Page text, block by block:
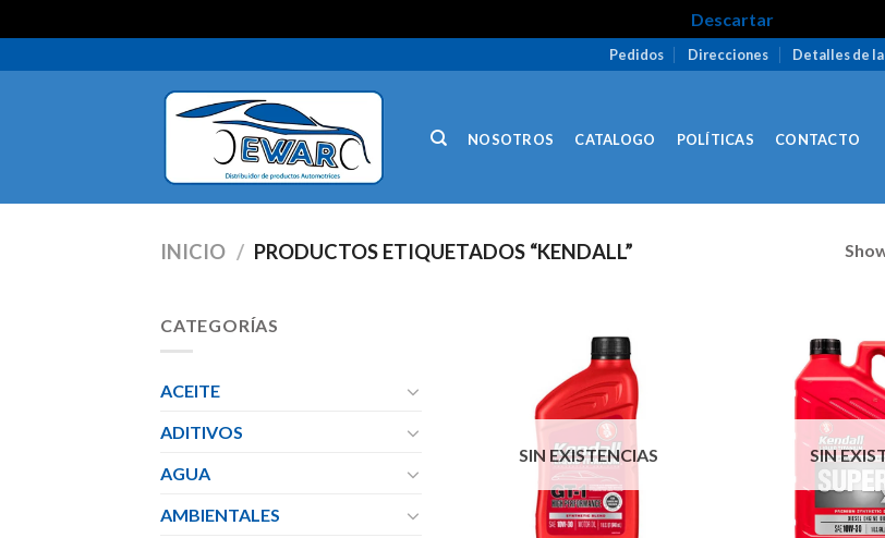
Descartar
Pedidos Direcciones Detalles de
NOSOTROS CATALOGO POLÍTICAS CONTACTO
INICIO / PRODUCTOS ETIQUETADOS “KENDALL”
CATEGORÍAS
ACEITE
ADITIVOS
AGUA
AMBIENTALES
SIN EXISTENCIAS SIN